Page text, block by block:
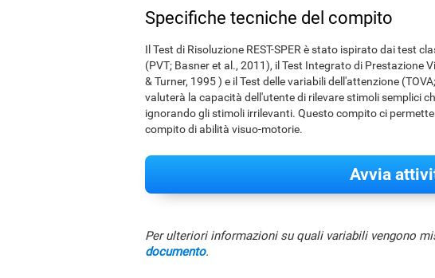
Specifiche tecniche del compito
Il Test di Risoluzione REST-SPER è stato ispirato dai test
(PVT; Basner et al., 2011), il Test Integrato di Prestazione
& Turner, 1995 ) e il Test delle variabili dell'attenzione
valuterà la capacità dell'utente di rilevare stimoli semplici
ignorando gli stimoli irrilevanti. Questo compito ci
compito di abilità visuo-motorie.
Avvia
Per ulteriori informazioni su quali variabili vengono
documento.